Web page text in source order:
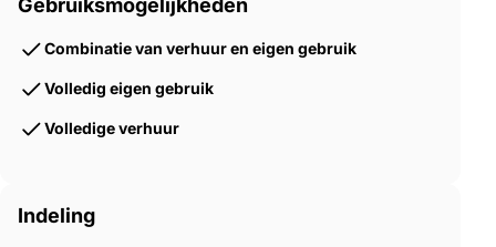
Waarom kiezen voor Poderone?
Klaar om jouw Toscaanse droom waar te maken.
Gebruiksmogelijkheden
Combinatie van verhuur en eigen gebruik
Volledig eigen gebruik
Volledige verhuur
Indeling